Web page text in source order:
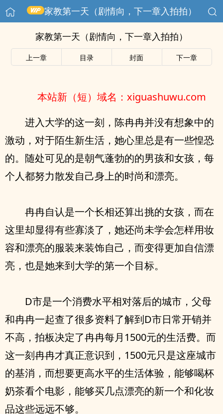
家教第一天（剧情向，下一章入拍拍）
家教第一天（剧情向，下一章入拍拍）
上一章 目录 封面 下一章
本站新（短）域名：xiguashuwu.com
进入大学的这一刻，陈冉冉并没有想象中的
激动，对于陌生新生活，她心里总是有一些惶恐
的。随处可见的是朝气蓬勃的的男孩和女孩，每
个人都努力散发自己身上的时尚和漂亮。
冉冉自认是一个长相还算出挑的女孩，而在
这里却显得有些寡淡了，她还尚未学会怎样用妆
容和漂亮的服装来装饰自己，而变得更加自信漂
亮，也是她来到大学的第一个目标。
D市是一个消费水平相对落后的城市，父母
和冉冉一起查了很多资料了解到D市日常开销并
不高，拍板决定了冉冉每月1500元的生活费。而
这一刻冉冉才真正意识到，1500元只是这座城市
的基消，而想要更高水平的生活体验，能够喝杯
奶茶看个电影，能够买几点漂亮的新一个和化妆
品这些远远不够。